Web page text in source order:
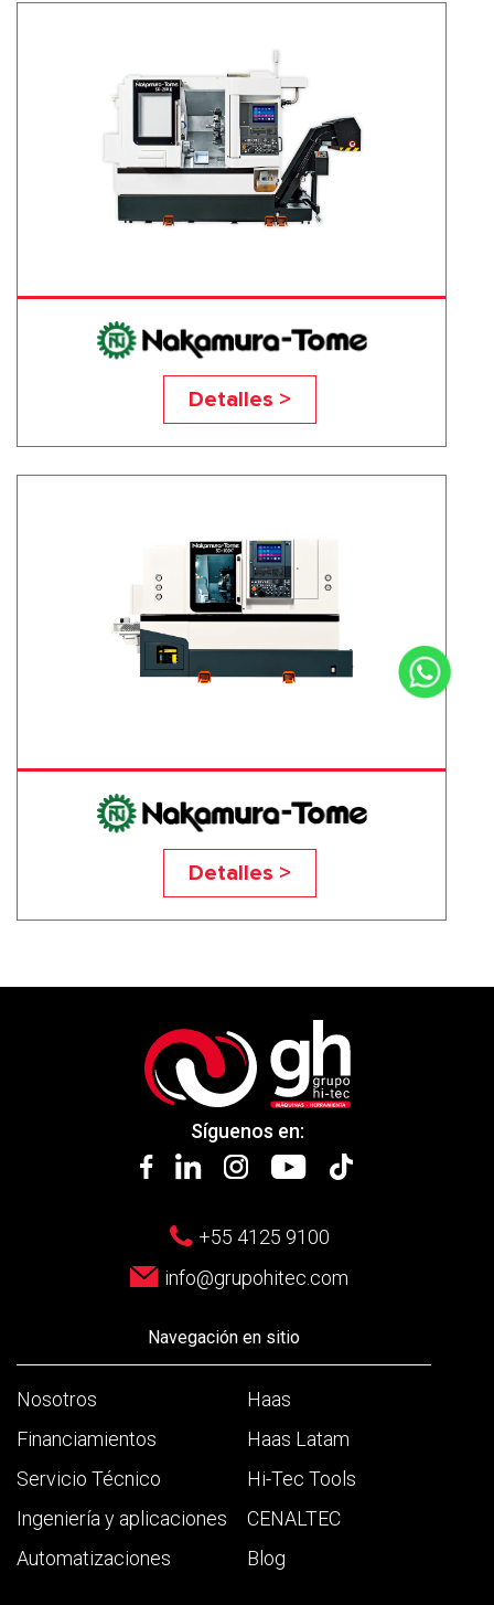
SC-200
Detalles >
SC-100X2
Detalles >
Síguenos en:
+55 4125 9100
info@grupohitec.com
Navegación en sitio
Nosotros
Financiamientos
Servicio Técnico
Ingeniería y aplicaciones
Automatizaciones
Haas
Haas Latam
Hi-Tec Tools
CENALTEC
Blog